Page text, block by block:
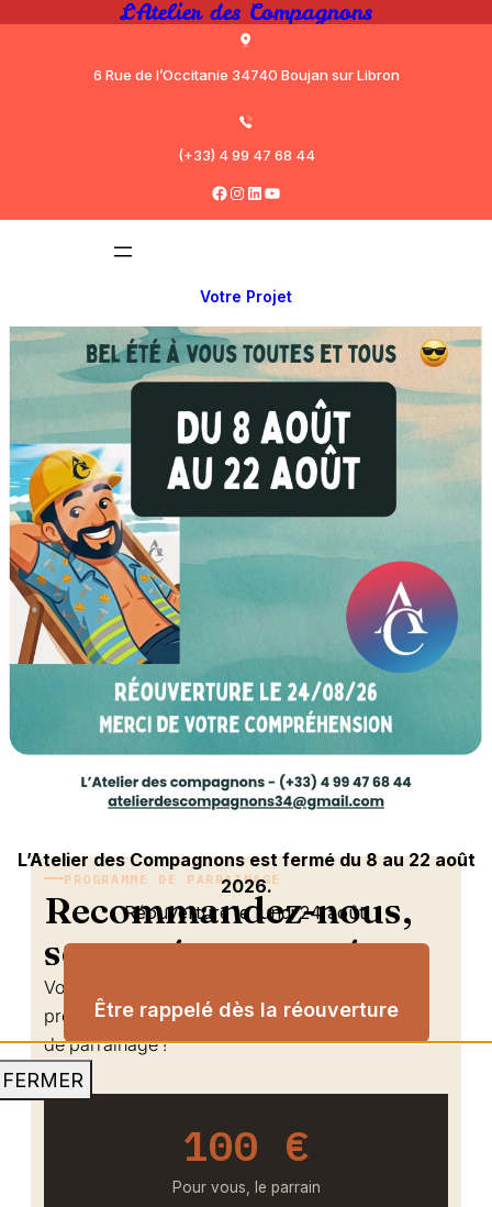
L'Atelier des Compagnons
6 Rue de l’Occitanie 34740 Boujan sur Libron
(+33) 4 99 47 68 44
Facebook Instagram LinkedIn YouTube
Votre Projet
PARRAINAGE
PROGRAMME DE PARRAINAGE
Recommandez-nous,
soyez récompensé
Vous êtes satisfait de nos services ? Faites-en
profiter vos proches et bénéficiez de notre offre
de parrainage !
100 €
Pour vous, le parrain
L’Atelier des Compagnons est fermé du 8 au 22 août
2026.
Réouverture le lundi 24 août.
Être rappelé dès la réouverture
FERMER